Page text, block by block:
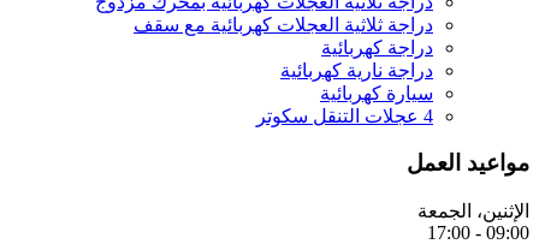
دراجة ثلاثية العجلات كهربائية مع سقف
دراجة كهربائية
دراجة نارية كهربائية
سيارة كهربائية
4 عجلات التنقل سكوتر
مواعيد العمل
الإثنين، الجمعة
09:00 - 17:00